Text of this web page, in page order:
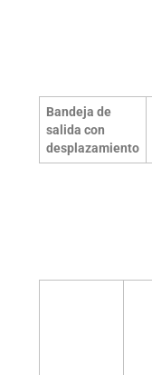
Bandeja de
salida con
desplazamiento